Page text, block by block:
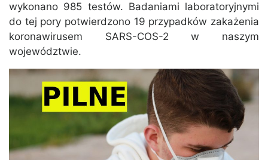
wykonano 985 testów. Badaniami laboratoryjnymi
do tej pory potwierdzono 19 przypadków zakażenia
koronawirusem SARS-COS-2 w naszym
województwie.